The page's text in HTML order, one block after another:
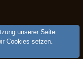
unserer Seite
Cookies setzen.